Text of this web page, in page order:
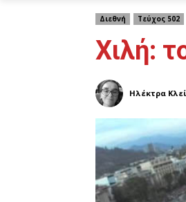
Διεθνή Τεύχος 502
Χιλή:
Ηλέκτρα